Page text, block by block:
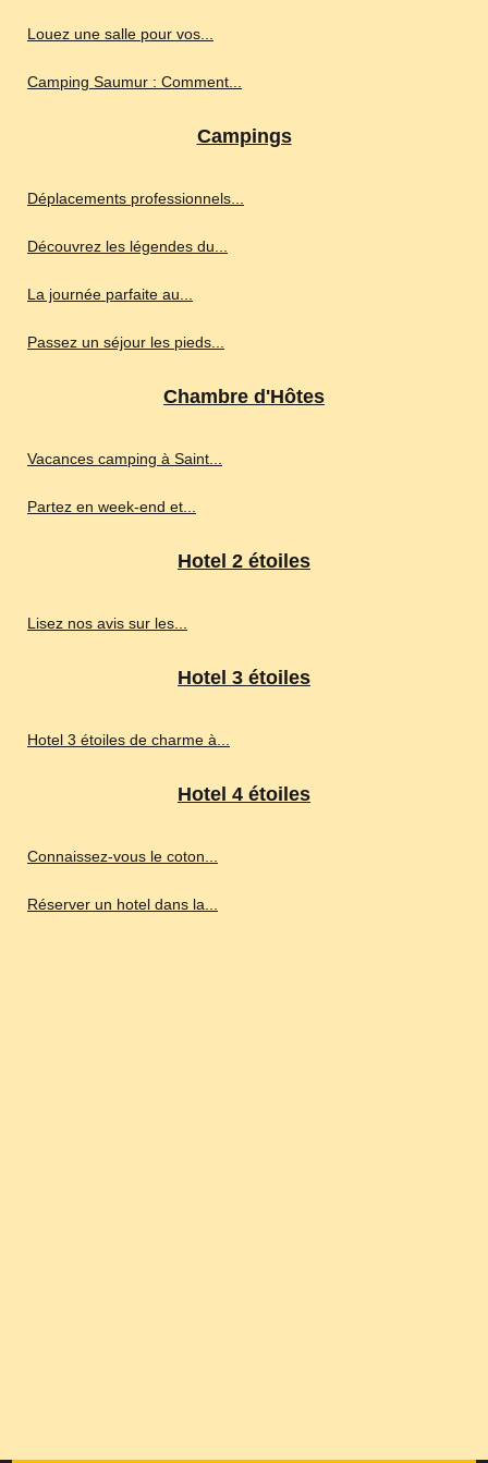
Louez une salle pour vos...
Camping Saumur : Comment...
Campings
Déplacements professionnels...
Découvrez les légendes du...
La journée parfaite au...
Passez un séjour les pieds...
Chambre d'Hôtes
Vacances camping à Saint...
Partez en week-end et...
Hotel 2 étoiles
Lisez nos avis sur les...
Hotel 3 étoiles
Hotel 3 étoiles de charme à...
Hotel 4 étoiles
Connaissez-vous le coton...
Réserver un hotel dans la...